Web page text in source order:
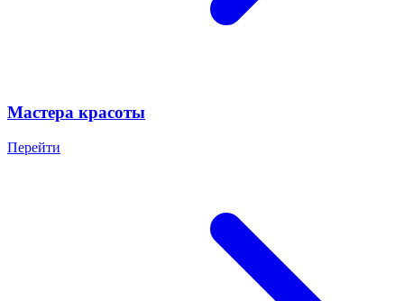
Мастера красоты
Перейти